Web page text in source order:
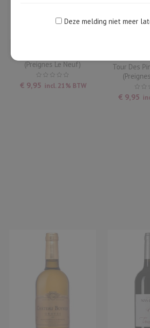
(Preignes Le Neuf)
€9,95 incl. 21% BTW
Tour Des
€9,95
Deze melding niet meer